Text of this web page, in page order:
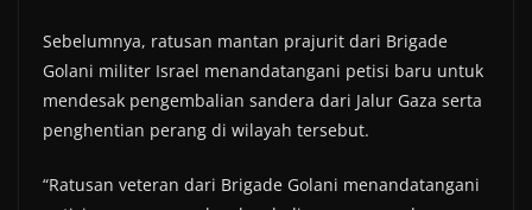
Sebelumnya, ratusan mantan prajurit dari Brigade
Golani militer Israel menandatangani petisi baru untuk
mendesak pengembalian sandera dari Jalur Gaza serta
penghentian perang di wilayah tersebut.
“Ratusan veteran dari Brigade Golani menandatangani